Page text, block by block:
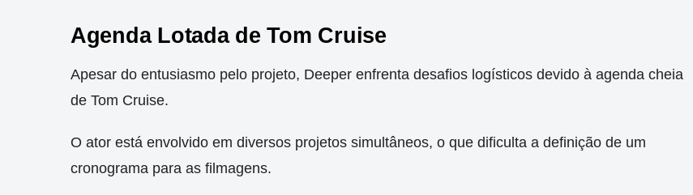
Agenda Lotada de Tom Cruise
Apesar do entusiasmo pelo projeto, Deeper enfrenta desafios logísticos devido à agenda cheia
de Tom Cruise.
O ator está envolvido em diversos projetos simultâneos, o que dificulta a definição de um
cronograma para as filmagens.